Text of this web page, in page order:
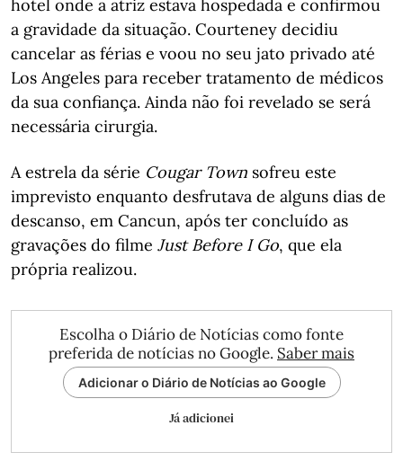
hotel onde a atriz estava hospedada e confirmou
a gravidade da situação. Courteney decidiu
cancelar as férias e voou no seu jato privado até
Los Angeles para receber tratamento de médicos
da sua confiança. Ainda não foi revelado se será
necessária cirurgia.
A estrela da série Cougar Town sofreu este
imprevisto enquanto desfrutava de alguns dias de
descanso, em Cancun, após ter concluído as
gravações do filme Just Before I Go, que ela
própria realizou.
Escolha o Diário de Notícias como fonte
preferida de notícias no Google. Saber mais
Adicionar o Diário de Notícias ao Google
Já adicionei